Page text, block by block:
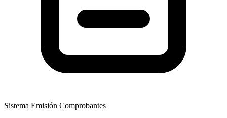
Sistema Emisión Comprobantes